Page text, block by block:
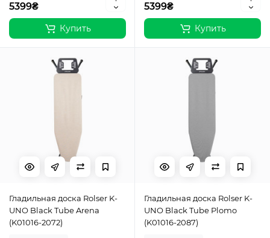
5399₴
Купить
5399₴
Купить
Гладильная доска Rolser K-
UNO Black Tube Arena
(K01016-2072)
Гладильная доска Rolser K-
UNO Black Tube Plomo
(K01016-2087)